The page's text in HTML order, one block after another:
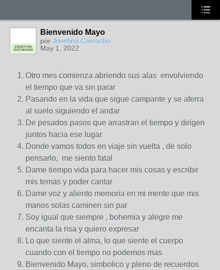
ESCRITORA
DISTINGUIDA
Bienvenido Mayo
por Josefina Camacho
May 1, 2022
Otro mes comienza abriendo sus alas envolviendo
el tiempo que va sin parar
Pasando en la vida que sigue campante y se aferra
al suelo siguiendo el andar
De pesados pasos que arrastran el tiempo y dirigen
juntos hacia ese lugar
Donde vamos todos en viaje sin vuelta , de solo
pensarlo, me siento fatal
Dame tiempo vida para hacer mis cosas y escribir
mis temas y poder cantar
Dame voz y aliento memoria en mi mente que mis
manos solas caminen sin par
Soy igual que siempre , bohemia y alegre me
encanta la risa y quiero expresar
Lo que siente el alma, lo que siente el cuerpo
cuando con el tiempo no podemos mas
Bienvenido Mayo, simbolico y pleno de recuerdos